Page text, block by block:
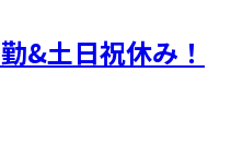
&土日祝休み！